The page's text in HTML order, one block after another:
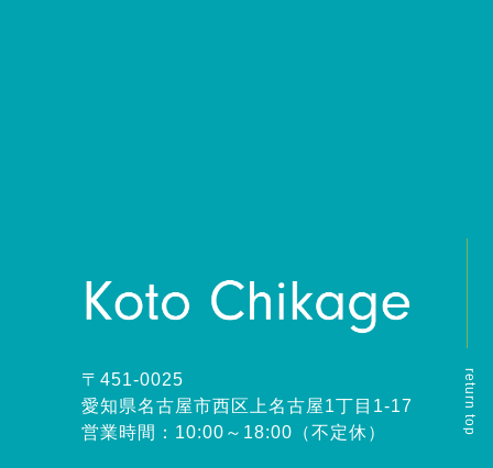
return top
〒451-0025
愛知県名古屋市西区上名古屋1丁目1-17
営業時間：10:00～18:00（不定休）